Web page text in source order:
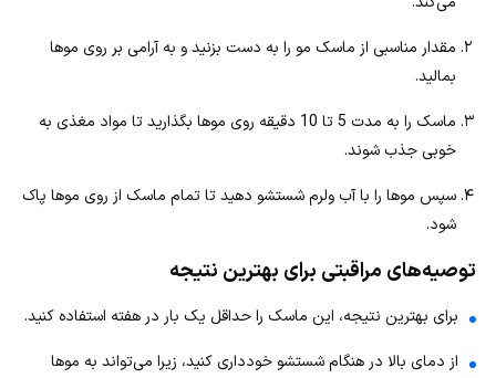
مقدار مناسبی از ماسک مو را به دست بزنید و به آرامی بر روی موها
بمالید.
ماسک را به مدت 5 تا 10 دقیقه روی موها بگذارید تا مواد مغذی به
خوبی جذب شوند.
سپس موها را با آب ولرم شستشو دهید تا تمام ماسک از روی موها پاک
شود.
توصیه‌های مراقبتی برای بهترین نتیجه
برای بهترین نتیجه، این ماسک را حداقل یک بار در هفته استفاده کنید.
از دمای بالا در هنگام شستشو خودداری کنید، زیرا می‌تواند به موها